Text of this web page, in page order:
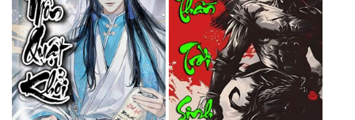
Võng Du
Xuyên Không
Xuyên Nhanh
Xuyên Sách